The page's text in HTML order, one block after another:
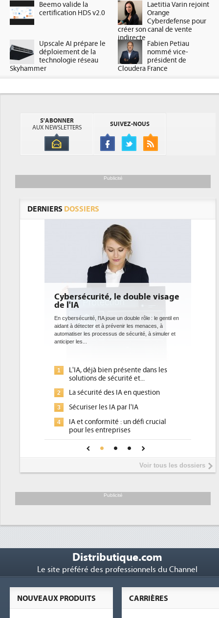
Beemo valide la
certification HDS v2.0
Laetitia Varin rejoint
Orange
Cyberdefense pour
créer son canal de vente
indirecte
Upscale AI prépare le
déploiement de la
technologie réseau
Skyhammer
Fabien Petiau
nommé vice-
président de
Cloudera France
S'ABONNER
AUX NEWSLETTERS
SUIVEZ-NOUS
Publicité
DERNIERS DOSSIERS
le double visage
un double rôle : le gentil en
les menaces, à
de sécurité, à simuler et
présente dans les
: un défi crucial
DEE: l'efficacité énergétique
bientôt une obligation pour
datacenters
Des datacenters plus durables et plus efficaces,
ce que recherchent les pouvoirs publics européens
1
Qu'est-ce que la DEE (directive
d'efficacité énergétique) ?
2
DEE, une pression administrative
place pour répondre à...
Phocea DC dans les cordes pour la
DEE
Interview de Fabrice Coquio,
président de Digital Realty...
soutient les...
Voir tous les dossiers
Publicité
Distributique.com
Le site préféré des professionnels du Channel
CARRIÈRES
NOUVEAUX PRODUITS